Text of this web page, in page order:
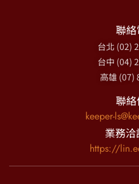
聯
台北 (02)
台中 (04)
高雄 (07)
聯
keeper-
業務
https://